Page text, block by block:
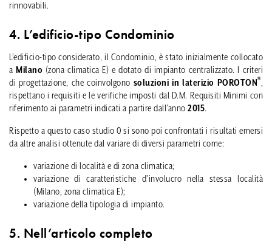
rinnovabili.
4. L’edificio-tipo Condominio
L’edificio-tipo considerato, il Condominio, è stato inizialmente collocato
a Milano (zona climatica E) e dotato di impianto centralizzato. I criteri
di progettazione, che coinvolgono soluzioni in laterizio POROTON®,
rispettano i requisiti e le verifiche imposti dal D.M. Requisiti Minimi con
riferimento ai parametri indicati a partire dall’anno 2015.
Rispetto a questo caso studio 0 si sono poi confrontati i risultati emersi
da altre analisi ottenute dal variare di diversi parametri come:
variazione di località e di zona climatica;
variazione di caratteristiche d’involucro nella stessa località
(Milano, zona climatica E);
variazione della tipologia di impianto.
5. Nell’articolo completo